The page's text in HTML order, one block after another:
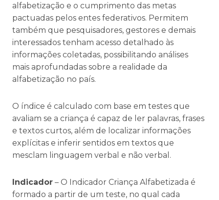
alfabetização e o cumprimento das metas
pactuadas pelos entes federativos. Permitem
também que pesquisadores, gestores e demais
interessados tenham acesso detalhado às
informações coletadas, possibilitando análises
mais aprofundadas sobre a realidade da
alfabetização no país.
O índice é calculado com base em testes que
avaliam se a criança é capaz de ler palavras, frases
e textos curtos, além de localizar informações
explícitas e inferir sentidos em textos que
mesclam linguagem verbal e não verbal.
Indicador – O Indicador Criança Alfabetizada é
formado a partir de um teste, no qual cada